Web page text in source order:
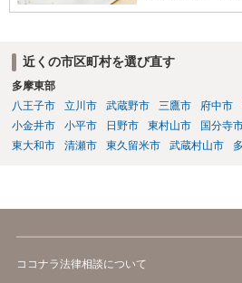
近くの市区町村を選び直す
多摩東部
八王子市
立川市 武蔵野市 三鷹市 府中市
小金井市
小平市 日野市 東村山市 国分寺
東大和市
清瀬市 東久留米市 武蔵村山市
ココナラ法律相談について